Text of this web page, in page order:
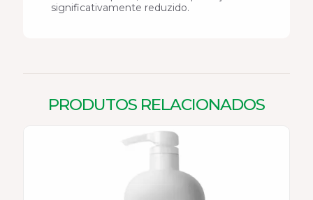
significativamente reduzido.
PRODUTOS RELACIONADOS